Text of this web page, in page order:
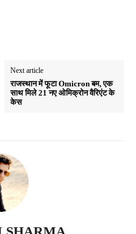
Next article
राजस्थान में फूटा Omicron बम, एक
साथ मिले 21 नए ओमिक्रोन वैरिएंट के
केस